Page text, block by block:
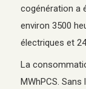
cogénération a
environ 3500
électriques et
La
MWhPCS.